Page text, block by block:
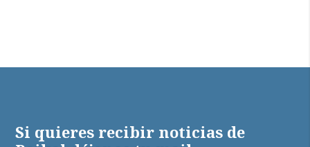
Si quieres recibir noticias de